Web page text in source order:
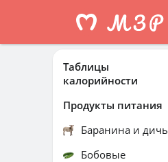
Таблицы
калорийности
Продукты питания
Баранина и дичь
Бобовые